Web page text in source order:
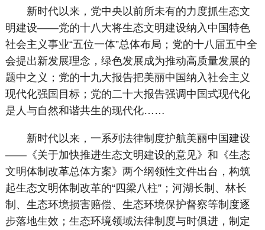
新时代以来，党中央以前所未有的力度抓生态文
明建设——党的十八大将生态文明建设纳入中国特色
社会主义事业“五位一体”总体布局；党的十八届五中全
会提出新发展理念，绿色发展成为推动高质量发展的
题中之义；党的十九大报告把美丽中国纳入社会主义
现代化强国目标；党的二十大报告强调中国式现代化
是人与自然和谐共生的现代化……
新时代以来，一系列法律制度护航美丽中国建设
——《关于加快推进生态文明建设的意见》和《生态
文明体制改革总体方案》两个纲领性文件出台，构筑
起生态文明体制改革的“四梁八柱”；河湖长制、林长
制、生态环境损害赔偿、生态环境保护督察等制度逐
步落地生效；生态环境领域法律制度与时俱进，制定